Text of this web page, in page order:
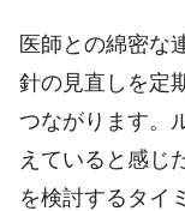
医師との綿密な
針の見直しを定
つながります。
えていると感じ
を検討するタイ